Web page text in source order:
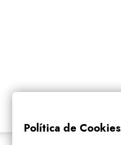
Política de Cookies